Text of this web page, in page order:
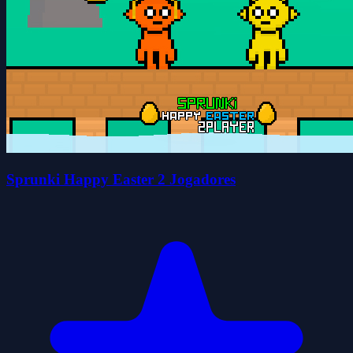
Sprunki Happy Easter 2 Jogadores